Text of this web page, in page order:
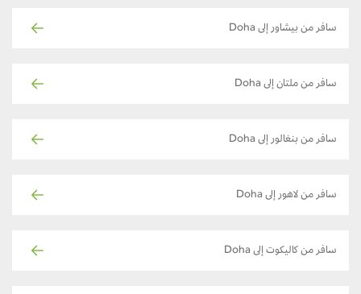
سافر من بيشاور إلى Doha
سافر من ملتان إلى Doha
سافر من بنغالور إلى Doha
سافر من لاهور إلى Doha
سافر من كاليكوت إلى Doha